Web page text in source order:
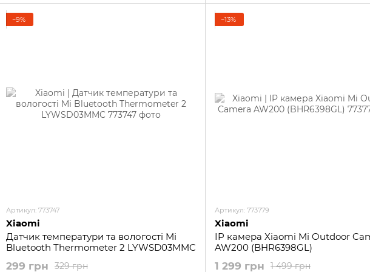
−9%
Артикул: 773747
Xiaomi
Датчик температури та вологості Mi
Bluetooth Thermometer 2 LYWSD03MMC
329 грн
299 грн
−13%
Артикул: 773779
Xiaomi
IP камера Xiaomi Mi Outdoor
AW200 (BHR6398GL)
1 499 грн
1 299 грн